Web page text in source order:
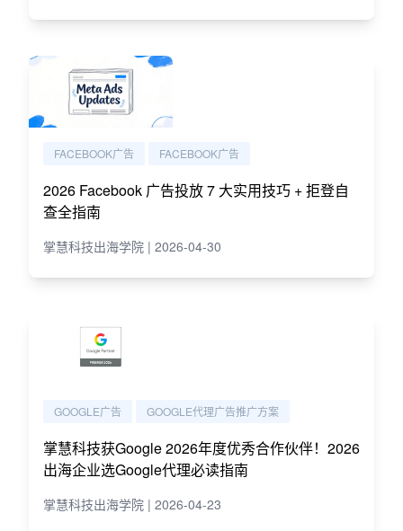
FACEBOOK广告 FACEBOOK广告
2026 Facebook 广告投放 7 大实用技巧 + 拒登自
查全指南
掌慧科技出海学院 | 2026-04-30
GOOGLE广告 GOOGLE代理广告推广方案
掌慧科技获Google 2026年度优秀合作伙伴！2026
出海企业选Google代理必读指南
掌慧科技出海学院 | 2026-04-23